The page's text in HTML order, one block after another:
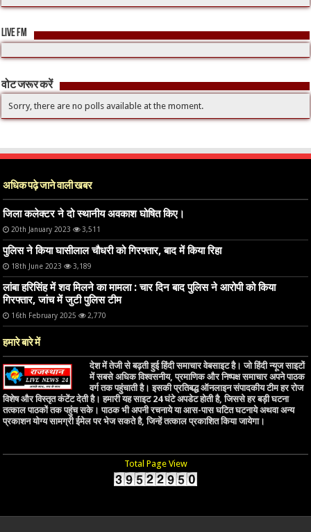
LIVE FM
वोट जरूर करें
Sorry, there are no polls available at the moment.
अधिक पढ़े जाने वाली खबर
जिला कलेक्टर ने दो स्थानीय अवकाश घोषित किए।
20th January 2023 3,511
पुलिस ने किया घासीलाल चौधरी को गिरफ्तार, बाद में किया रिहा
18th June 2023 3,189
लांबा हरिसिंह में शव मिलने का मामला : चार दिन बाद पुलिस ने आरोपी को किया
गिरफ्तार, जांच में जुटी पुलिस टीम
16th February 2025 2,770
हमारे बारे में
देश में तेजी से बढ़ती हुई हिंदी समाचार वेबसाइट है। जो हिंदी न्यूज साइटों
में सबसे अधिक विश्वसनीय, प्रमाणिक और निष्पक्ष समाचार अपने पाठक
वर्ग तक पहुंचाती है। इसकी प्रतिबद्ध ऑनलाइन संपादकीय टीम हर रोज
विशेष और विस्तृत कंटेंट देती है। हमारी यह साइट 24 घंटे अपडेट होती है, जिससे हर बड़ी घटना
तत्काल पाठकों तक पहुंच सके। पाठक भी अपनी रचनाये या आस-पास घटित घटनाये अथवा अन्य
प्रकाशन योग्य सामग्री ईमेल पर भेज सकते है, जिन्हें तत्काल प्रकाशित किया जायेगा।
Total Page View